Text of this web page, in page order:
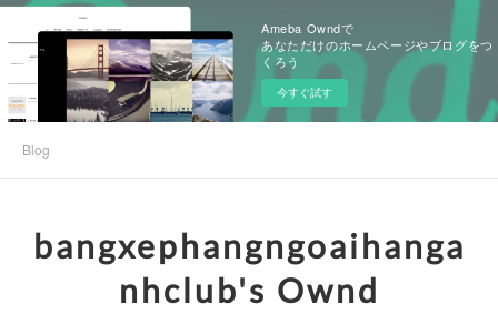
Ameba Owndで
あなただけのホームページやブログをつ
くろう
今すぐ試す
Blog
bangxephangngoaihanga
nhclub's Ownd